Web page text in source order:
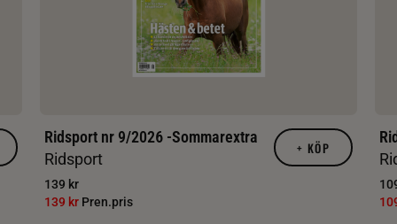
Ridsport nr 9/2026 -Sommarextra
Ridsport
139 kr
139 kr Pren.pris
+ KÖP